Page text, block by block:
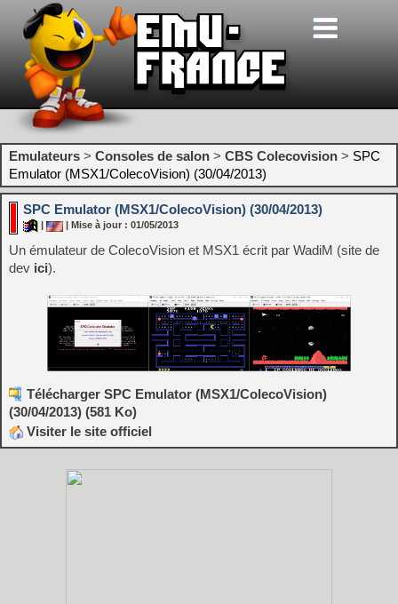
Emulateurs > Consoles de salon > CBS Colecovision > SPC
Emulator (MSX1/ColecoVision) (30/04/2013)
SPC Emulator (MSX1/ColecoVision) (30/04/2013)
| Mise à jour : 01/05/2013
Un émulateur de ColecoVision et MSX1 écrit par WadiM (site de
dev ici).
Télécharger SPC Emulator (MSX1/ColecoVision)
(30/04/2013) (581 Ko)
Visiter le site officiel